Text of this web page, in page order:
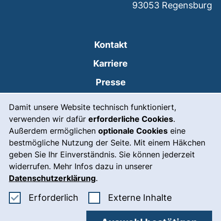
Damit unsere Website technisch funktioniert,
verwenden wir dafür erforderliche Cookies.
Außerdem ermöglichen optionale Cookies eine
bestmögliche Nutzung der Seite. Mit einem Häkchen
geben Sie Ihr Einverständnis. Sie können jederzeit
widerrufen. Mehr Infos dazu in unserer
Datenschutzerklärung.
Erforderlich Erforderliche Cookies akzeptieren
Externe Inhalte: Externe
Kontakt
Karriere
Presse
Leichte Sprache
Gebärdensprache
Notfall(externer Link, öffnet
Impressum
Barrierefreiheit
Datenschutz
93053 Regensburg